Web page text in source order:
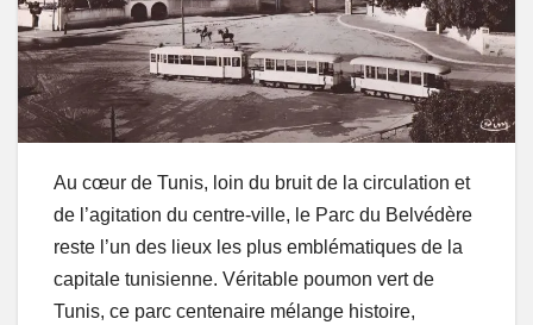
Au cœur de Tunis, loin du bruit de la circulation et
de l’agitation du centre-ville, le Parc du Belvédère
reste l’un des lieux les plus emblématiques de la
capitale tunisienne. Véritable poumon vert de
Tunis, ce parc centenaire mélange histoire,